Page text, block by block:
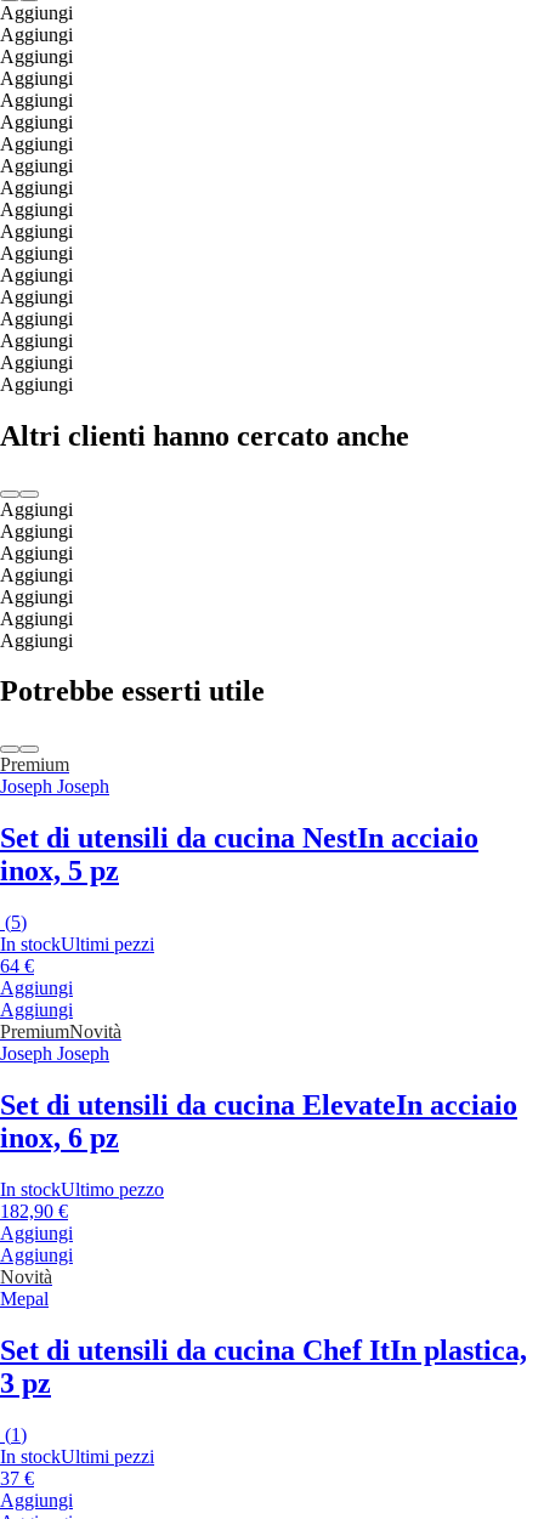
Aggiungi
Aggiungi
Aggiungi
Aggiungi
Aggiungi
Aggiungi
Aggiungi
Aggiungi
Aggiungi
Aggiungi
Aggiungi
Aggiungi
Aggiungi
Aggiungi
Aggiungi
Aggiungi
Aggiungi
Aggiungi
Altri clienti hanno cercato anche
Aggiungi
Aggiungi
Aggiungi
Aggiungi
Aggiungi
Aggiungi
Aggiungi
Potrebbe esserti utile
Premium
Joseph Joseph
Set di utensili da cucina NestIn acciaio
inox, 5 pz
(5)
In stockUltimi pezzi
64 €
Aggiungi
Aggiungi
PremiumNovità
Joseph Joseph
Set di utensili da cucina ElevateIn acciaio
inox, 6 pz
In stockUltimo pezzo
182,90 €
Aggiungi
Aggiungi
Novità
Mepal
Set di utensili da cucina Chef ItIn plastica,
3 pz
(1)
In stockUltimi pezzi
37 €
Aggiungi